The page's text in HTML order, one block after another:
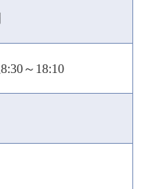
～18:10